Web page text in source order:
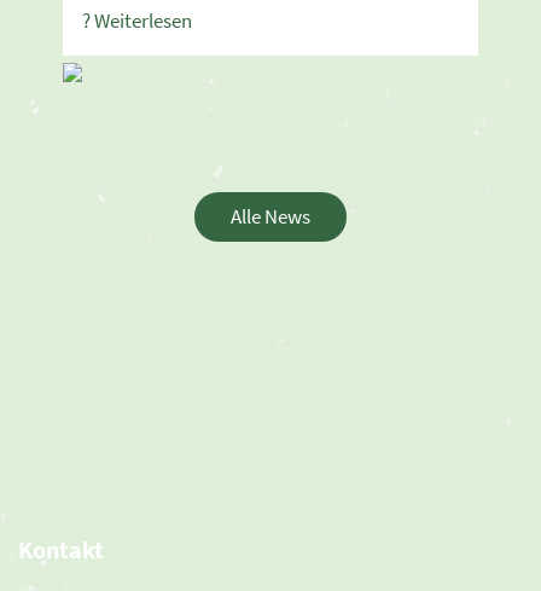
? Weiterlesen
Alle News
Kontakt